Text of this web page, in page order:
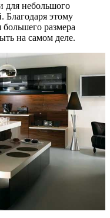
для небольшого
Благодаря этому
большего размера
на самом деле.